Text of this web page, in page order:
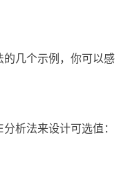
几个示例，你可以感
析法来设计可选值：